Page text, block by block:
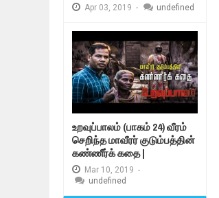
Apr 03, 2019 - undefined
உறவுப்பாலம் (பாகம் 24) வீரம்
செறிந்த மாவீரர் குடும்பத்தின்
கண்ணீர்க் கதை |
Mar 10, 2019 -
undefined